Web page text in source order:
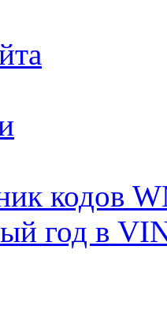
кодов
год в